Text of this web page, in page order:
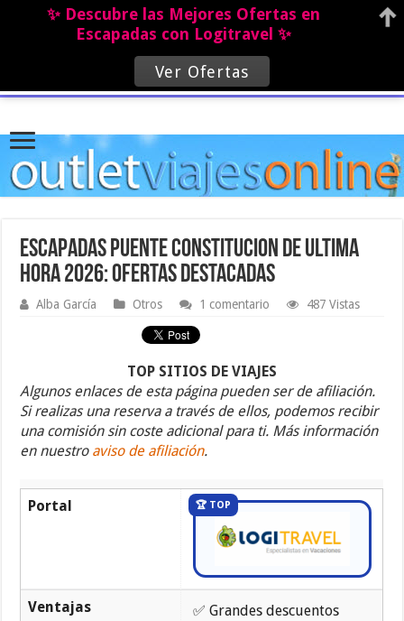
Escapadas Puente Constitucion de ultima
hora 2026: ofertas destacadas
Alba García Otros 1 comentario 487 Vistas
TOP SITIOS DE VIAJES
Algunos enlaces de esta página pueden ser de afiliación.
Si realizas una reserva a través de ellos, podemos recibir
una comisión sin coste adicional para ti. Más información
en nuestro aviso de afiliación.
Portal 🏆 TOP
Ventajas
✅ Grandes descuentos
✨ Descubre las Mejores Ofertas en
Escapadas con Logitravel ✨
Ver Ofertas